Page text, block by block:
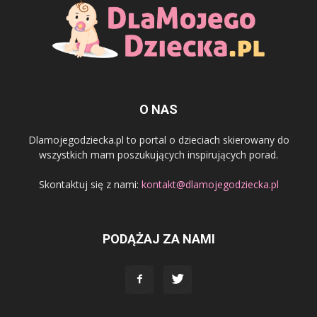
O NAS
Dlamojegodziecka.pl to portal o dzieciach skierowany do
wszystkich mam poszukujących inspirujących porad.
Skontaktuj się z nami: kontakt@dlamojegodziecka.pl
PODĄŻAJ ZA NAMI